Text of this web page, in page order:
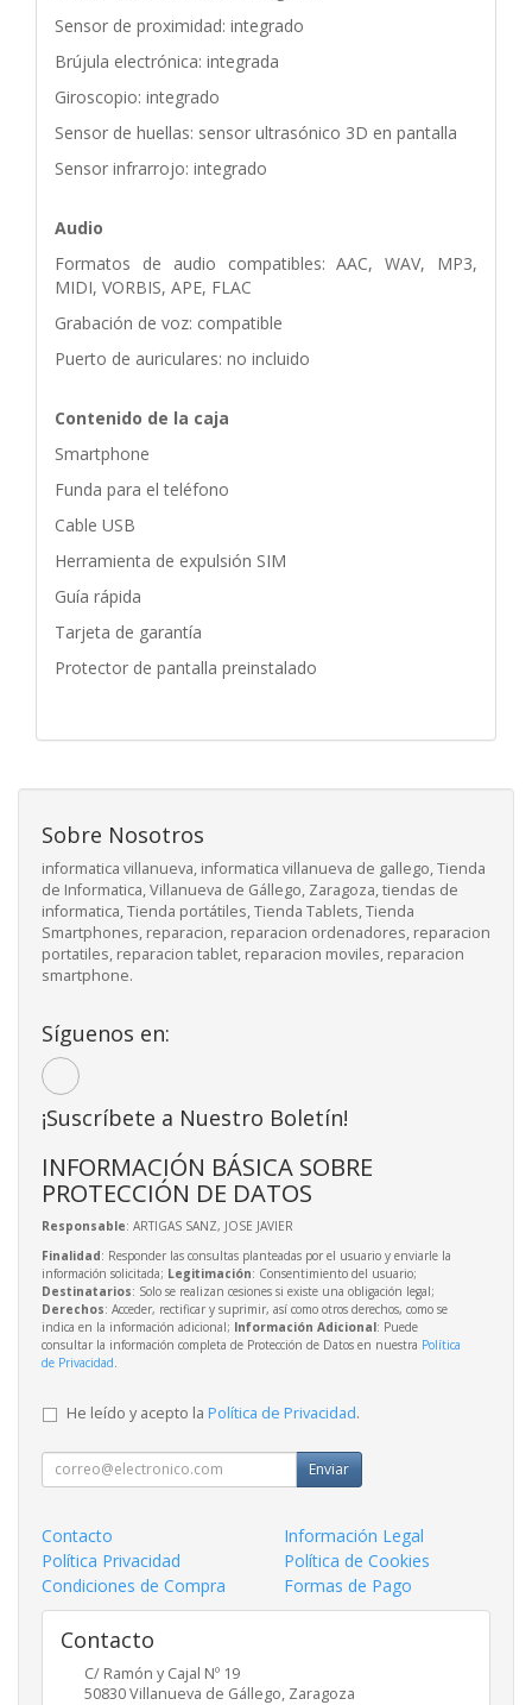
Sensor de proximidad: integrado
Brújula electrónica: integrada
Giroscopio: integrado
Sensor de huellas: sensor ultrasónico 3D en pantalla
Sensor infrarrojo: integrado
Audio
Formatos de audio compatibles: AAC, WAV, MP3,
MIDI, VORBIS, APE, FLAC
Grabación de voz: compatible
Puerto de auriculares: no incluido
Contenido de la caja
Smartphone
Funda para el teléfono
Cable USB
Herramienta de expulsión SIM
Guía rápida
Tarjeta de garantía
Protector de pantalla preinstalado
Sobre Nosotros
informatica villanueva, informatica villanueva de gallego, Tienda
de Informatica, Villanueva de Gállego, Zaragoza, tiendas de
informatica, Tienda portátiles, Tienda Tablets, Tienda
Smartphones, reparacion, reparacion ordenadores, reparacion
portatiles, reparacion tablet, reparacion moviles, reparacion
smartphone.
Síguenos en:
¡Suscríbete a Nuestro Boletín!
INFORMACIÓN BÁSICA SOBRE
PROTECCIÓN DE DATOS
Responsable: ARTIGAS SANZ, JOSE JAVIER
Finalidad: Responder las consultas planteadas por el usuario y enviarle la
información solicitada; Legitimación: Consentimiento del usuario;
Destinatarios: Solo se realizan cesiones si existe una obligación legal;
Derechos: Acceder, rectificar y suprimir, así como otros derechos, como se
indica en la información adicional; Información Adicional: Puede
consultar la información completa de Protección de Datos en nuestra Política
de Privacidad
He leído y acepto la Política de Privacidad.
Enviar
Contacto
Información Legal
Política Privacidad
Política de Cookies
Condiciones de Compra
Formas de Pago
Contacto
C/ Ramón y Cajal Nº 19
50830Villanueva de Gállego, Zaragoza